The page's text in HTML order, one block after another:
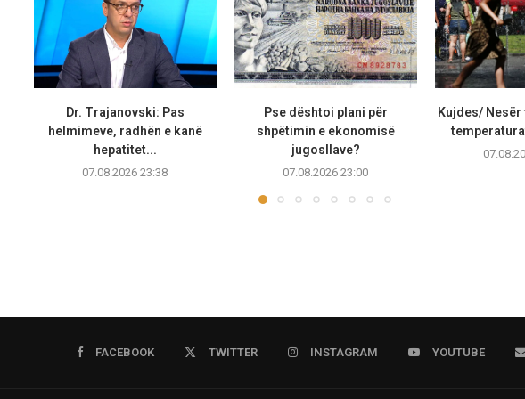
Dr. Trajanovski: Pas
helmimeve, radhën e kanë
hepatitet...
07.08.2026 23:38
Pse dështoi plani për
shpëtimin e ekonomisë
jugosllave?
07.08.2026 23:00
Kujdes/
FACEBOOK TWITTER INSTAGRAM YOUTUBE